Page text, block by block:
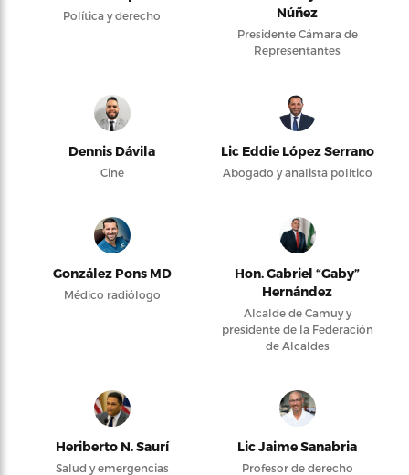
Política y derecho
Núñez
Presidente Cámara de
Representantes
Dennis Dávila
Cine
Lic Eddie López Serrano
Abogado y analista político
González Pons MD
Médico radiólogo
Hon. Gabriel “Gaby”
Hernández
Alcalde de Camuy y
presidente de la Federación
de Alcaldes
Heriberto N. Saurí
Salud y emergencias
Lic Jaime Sanabria
Profesor de derecho